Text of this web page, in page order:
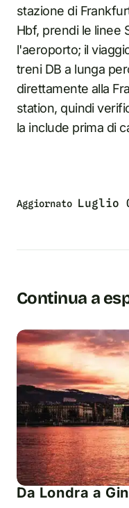
stazione di
Hbf, prendi le linee
l'aeroporto; il
treni DB a lunga
direttamente alla
station, quindi
la include prima di
Aggiornato Luglio
Continua a
Da Londra a